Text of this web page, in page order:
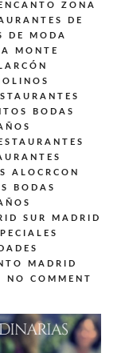
ZONA
DE
DE MODA
MONTE
BODAS
ALOCRCON
BODAS
SUR MADRID
MADRID
NO COMMENT